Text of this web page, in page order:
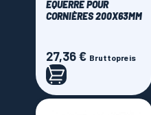
EQUERRE POUR
CORNIÈRES 200X63MM
Preis
27,36 € Bruttopreis